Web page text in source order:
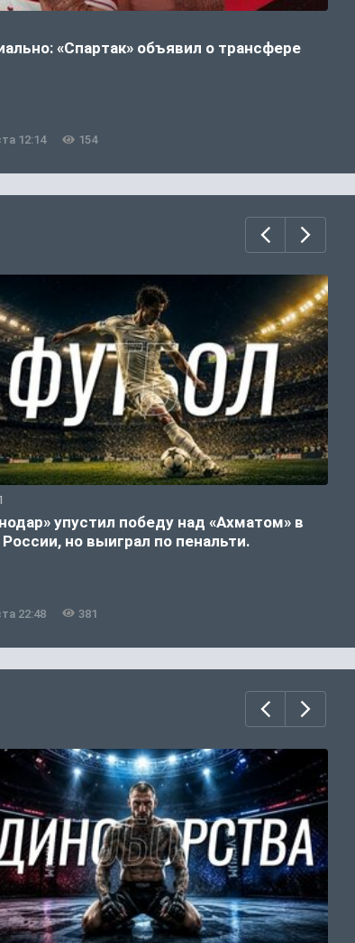
«Спартак» объявил о трансфере
12:14 154
упустил победу над «Ахматом» в
России, но выиграл по пенальти.
22:48 381